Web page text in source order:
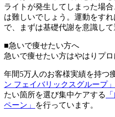
ライトが発生してしまった場
は難しいでしょう。運動をす
で、まずは基礎代謝を意識して
■急いで痩せたい方へ
急いで痩せたい方はやはりプ
年間5万人のお客様実績を持つ
ン フェイバリックスグループ」
たい箇所を選び集中ケアする
ペーン」
を行っています。